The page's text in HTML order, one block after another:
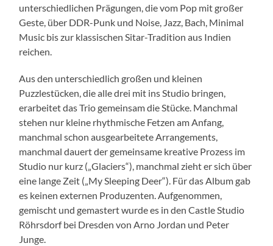
unterschiedlichen Prägungen, die vom Pop mit großer
Geste, über DDR-Punk und Noise, Jazz, Bach, Minimal
Music bis zur klassischen Sitar-Tradition aus Indien
reichen.
Aus den unterschiedlich großen und kleinen
Puzzlestücken, die alle drei mit ins Studio bringen,
erarbeitet das Trio gemeinsam die Stücke. Manchmal
stehen nur kleine rhythmische Fetzen am Anfang,
manchmal schon ausgearbeitete Arrangements,
manchmal dauert der gemeinsame kreative Prozess im
Studio nur kurz („Glaciers“), manchmal zieht er sich über
eine lange Zeit („My Sleeping Deer“). Für das Album gab
es keinen externen Produzenten. Aufgenommen,
gemischt und gemastert wurde es in den Castle Studio
Röhrsdorf bei Dresden von Arno Jordan und Peter
Junge.